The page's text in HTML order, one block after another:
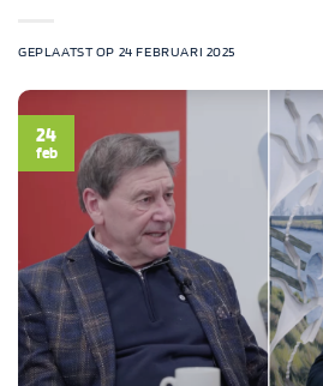
GEPLAATST OP 24 FEBRUARI 2025
24
feb